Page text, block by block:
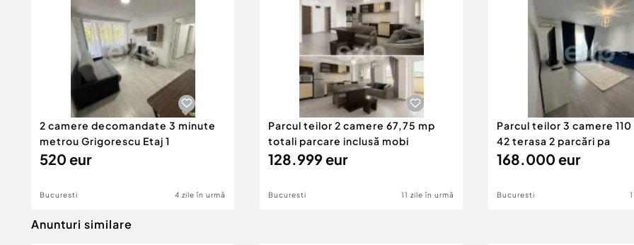
2 camere decomandate 3 minute
metrou Grigorescu Etaj 1
520 eur
Bucuresti 4 zile în urmă
Parcul teilor 2 camere 67,75 mp
totali parcare inclusă mobi
128.999 eur
Bucuresti 11 zile în urmă
Parcul teilor 3 camere
42 terasa 2 parcări pa
168.000 eur
Bucuresti
Anunturi similare